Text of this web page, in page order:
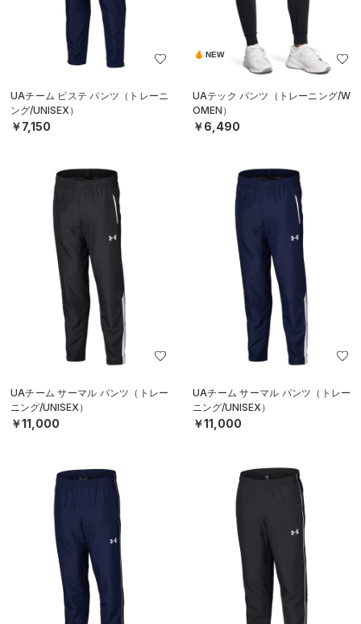
UAチーム ピステ パンツ（トレーニ
ング/UNISEX）
￥7,150
NEW
UAテック パンツ（トレーニング/W
OMEN）
￥6,490
UAチーム サーマル パンツ（トレー
ニング/UNISEX）
￥11,000
UAチーム サーマル パンツ（トレー
ニング/UNISEX）
￥11,000